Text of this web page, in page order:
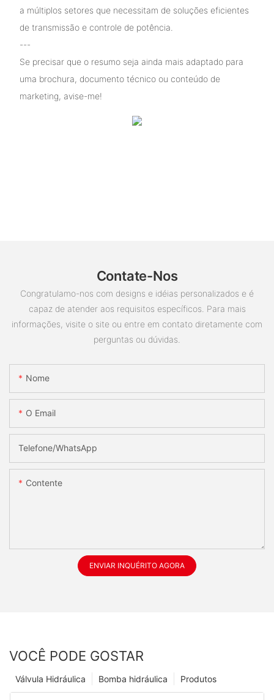
a múltiplos setores que necessitam de soluções eficientes
de transmissão e controle de potência.
---
Se precisar que o resumo seja ainda mais adaptado para
uma brochura, documento técnico ou conteúdo de
marketing, avise-me!
Contate-Nos
Congratulamo-nos com designs e idéias personalizados e é
capaz de atender aos requisitos específicos. Para mais
informações, visite o site ou entre em contato diretamente com
perguntas ou dúvidas.
Nome
O Email
Telefone/whatsApp
Contente
ENVIAR INQUÉRITO AGORA
VOCÊ PODE GOSTAR
Produtos
Bomba hidráulica
Válvula Hidráulica